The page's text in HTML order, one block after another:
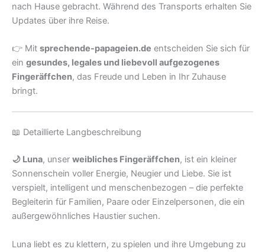
nach Hause gebracht. Während des Transports erhalten Sie
Updates über ihre Reise.
👉 Mit sprechende-papageien.de entscheiden Sie sich für
ein gesundes, legales und liebevoll aufgezogenes
Fingeräffchen, das Freude und Leben in Ihr Zuhause
bringt.
📖 Detaillierte Langbeschreibung
🌙 Luna, unser weibliches Fingeräffchen, ist ein kleiner
Sonnenschein voller Energie, Neugier und Liebe. Sie ist
verspielt, intelligent und menschenbezogen – die perfekte
Begleiterin für Familien, Paare oder Einzelpersonen, die ein
außergewöhnliches Haustier suchen.
Luna liebt es zu klettern, zu spielen und ihre Umgebung zu